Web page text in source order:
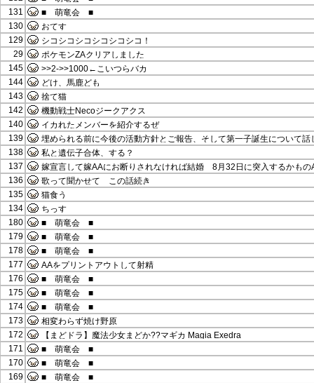
131
■ 萌竜会 ■
130
おてす
129
シコシコシコシコシコシコ！
29
ポケモンZAクリアしました
145
>>2->>1000←こいつらバカ
144
どけ、馬鹿ども
143
捨て猫
142
機動戦士Necoジークアクス
140
イカれたメンバーを紹介するぜ
139
埋められる前に今後の活動方針とご報告、そして第一子誕生について話
138
私と遺伝子合体、する？
137
嫁宣言して嫁AAにお断りされなければ結婚 8月32日に突入するかもの
136
歌って聞かせて この話続き
135
猫食う
134
ちっす
180
■ 萌竜会 ■
179
■ 萌竜会 ■
178
■ 萌竜会 ■
177
AAをプリントアウトして射精
176
■ 萌竜会 ■
175
■ 萌竜会 ■
174
■ 萌竜会 ■
173
相変わらず焼け野原
172
【まどドラ】魔法少女まどか??マギカ Magia Exedra
171
■ 萌竜会 ■
170
■ 萌竜会 ■
169
■ 萌竜会 ■